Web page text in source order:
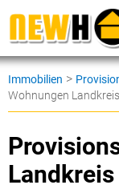
Immobilien >
Wohnungen